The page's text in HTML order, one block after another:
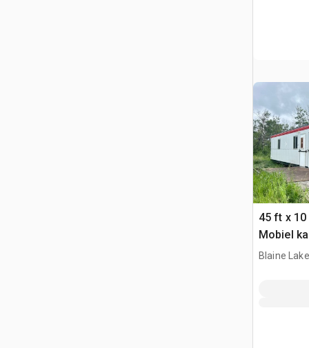
45 ft x
Mobiel
Blaine